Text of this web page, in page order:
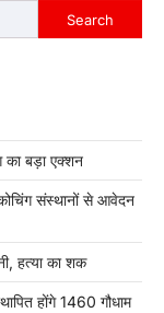
Search
का बड़ा एक्शन
संस्थानों से आवेदन
हत्या का शक
होंगे 1460 गौधाम